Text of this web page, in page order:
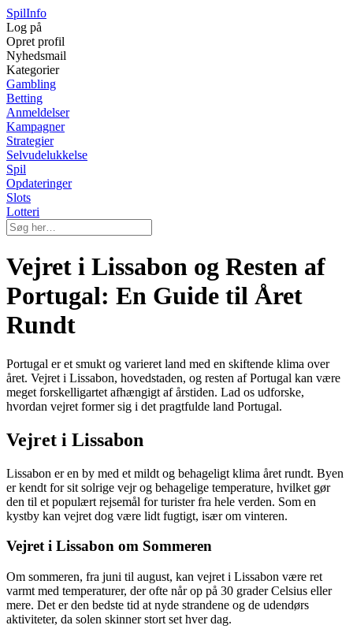
SpilInfo
Log på
Opret profil
Nyhedsmail
Kategorier
Gambling
Betting
Anmeldelser
Kampagner
Strategier
Selvudelukkelse
Spil
Opdateringer
Slots
Lotteri
Vejret i Lissabon og Resten af
Portugal: En Guide til Året
Rundt
Portugal er et smukt og varieret land med en skiftende klima over
året. Vejret i Lissabon, hovedstaden, og resten af Portugal kan være
meget forskelligartet afhængigt af årstiden. Lad os udforske,
hvordan vejret former sig i det pragtfulde land Portugal.
Vejret i Lissabon
Lissabon er en by med et mildt og behageligt klima året rundt. Byen
er kendt for sit solrige vejr og behagelige temperature, hvilket gør
den til et populært rejsemål for turister fra hele verden. Som en
kystby kan vejret dog være lidt fugtigt, især om vinteren.
Vejret i Lissabon om Sommeren
Om sommeren, fra juni til august, kan vejret i Lissabon være ret
varmt med temperaturer, der ofte når op på 30 grader Celsius eller
mere. Det er den bedste tid at nyde strandene og de udendørs
aktiviteter, da solen skinner stort set hver dag.